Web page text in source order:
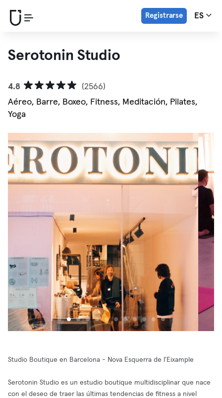
Registrarse ES
Serotonin Studio
4.8
(2566)
Aéreo, Barre, Boxeo, Fitness, Meditación, Pilates,
Yoga
Studio Boutique en Barcelona - Nova Esquerra de l'Eixample
Serotonin Studio es un estudio boutique multidisciplinar que nace
con el deseo de traer las últimas tendencias de fitness a nivel